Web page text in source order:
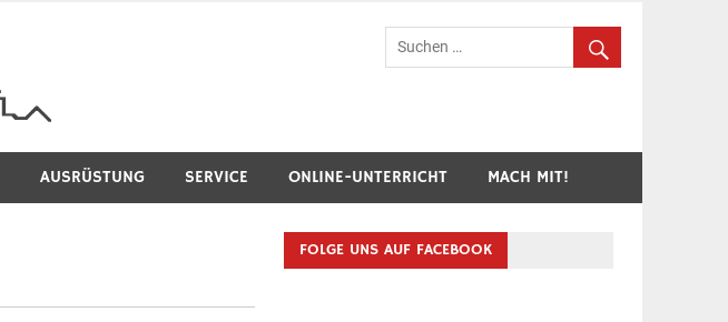
Feuerwehr Breuberg-Hainstadt
AUSRÜSTUNG SERVICE ONLINE-UNTERRICHT MACH MIT!
FOLGE UNS AUF FACEBOOK